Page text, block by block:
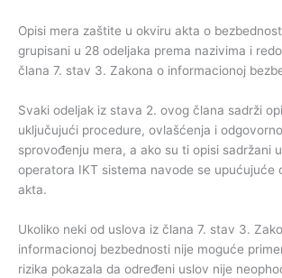
Opisi mera zaštite u okviru akta o
grupisani u 28 odeljaka prema nazivima i
člana 7. stav 3. Zakona o informacionoj
Svaki odeljak iz stava 2. ovog člana sadrži
uključujući procedure, ovlašćenja i
sprovođenju mera, a ako su ti opisi sadržani
operatora IKT sistema navode se upućujuće
akta.
Ukoliko neki od uslova iz člana 7. stav 3.
informacionoj bezbednosti nije moguće
rizika pokazala da određeni uslov nije